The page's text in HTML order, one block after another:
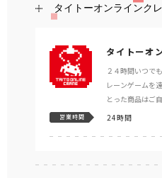
タイトーオンラインク
タイトーオ
２４時間いつで
レーンゲームを
とった商品はご
営業時間 24時間